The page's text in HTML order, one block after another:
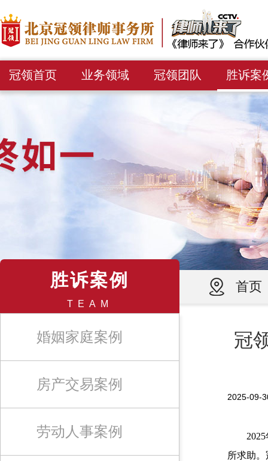
冠领首页 业务领域 冠领团队 胜诉案
首页
胜诉案例
TEAM
婚姻家庭案例
房产交易案例
劳动人事案例
冠
2025-09-
所求助